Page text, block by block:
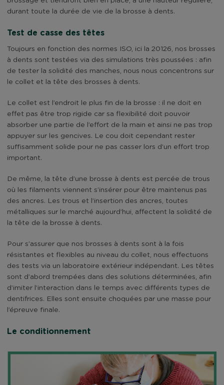
durant toute la durée de vie de la brosse à dents.
Test de casse des têtes
Toujours en fonction des normes ISO, ici la 20126, nos brosses
à dents sont testées via des simulations très poussées : afin
de tester la solidité des manches, nous nous concentrons sur
le collet et la tête des brosses à dents.
Le collet est l’endroit le plus fin de la brosse : il ne doit en
effet pas être trop rigide car sa flexibilité doit pouvoir
absorber une partie de l’effort de la main et ainsi ne pas trop
appuyer sur les gencives. Le cou doit cependant rester
suffisamment solide pour ne pas casser lors d’un effort trop
important.
De même, la tête d’une brosse à dents est percée de trous
où les filaments viennent s’insérer pour être maintenus pas
des ancres. Les trous et l’insertion des ancres, toutes
métalliques sur le marché aujourd’hui, affectent la solidité de
la tête de la brosse à dents.
Pour s’assurer que nos brosses à dents sont à la fois
résistantes et flexibles au niveau du collet, nous effectuons
des tests via un laboratoire extérieur indépendant. Les têtes
sont d’abord trempées dans des solutions déterminées, afin
d’imiter l’interaction dans le temps avec différents types de
dentifrices. Elles sont ensuite choquées par une masse pour
l’épreuve finale.
Le conditionnement